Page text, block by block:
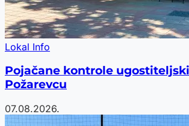
Lokal Info
Pojačane kontrole
Požarevcu
07.08.2026.